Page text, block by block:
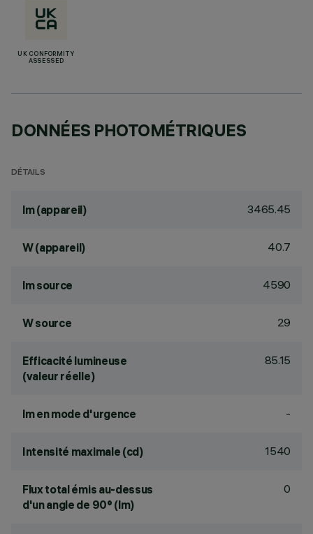
UK CONFORMITY
ASSESSED
DONNÉES PHOTOMÉTRIQUES
DÉTAILS
lm (appareil) 3465.45
W (appareil) 40.7
lm source 4590
W source 29
Efficacité lumineuse
(valeur réelle)
85.15
lm en mode d'urgence -
Intensité maximale (cd) 1540
Flux total émis au-dessus
d'un angle de 90° (lm)
0